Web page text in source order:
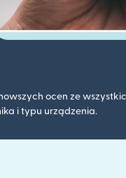
ocen ze
i typu urządzenia.